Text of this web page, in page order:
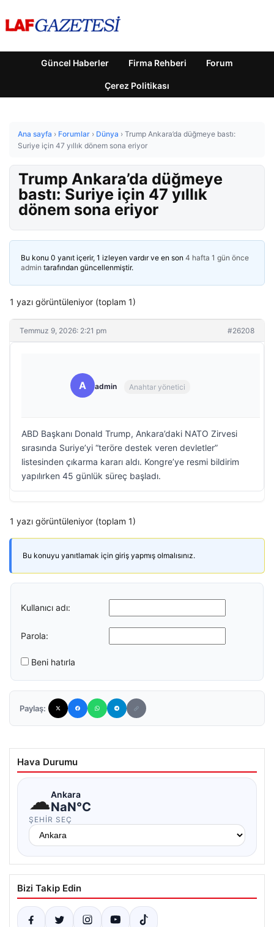
Güncel Haberler Firma Rehberi Forum
Çerez Politikası
Ana sayfa › Forumlar › Dünya › Trump Ankara’da düğmeye bastı:
Suriye için 47 yıllık dönem sona eriyor
Trump Ankara’da düğmeye
bastı: Suriye için 47 yıllık
dönem sona eriyor
Bu konu 0 yanıt içerir, 1 izleyen vardır ve en son 4 hafta 1 gün önce
admin tarafından güncellenmiştir.
1 yazı görüntüleniyor (toplam 1)
Temmuz 9, 2026: 2:21 pm #26208
A admin Anahtar yönetici
ABD Başkanı Donald Trump, Ankara’daki NATO Zirvesi
sırasında Suriye’yi “teröre destek veren devletler”
listesinden çıkarma kararı aldı. Kongre’ye resmi bildirim
yapılırken 45 günlük süreç başladı.
1 yazı görüntüleniyor (toplam 1)
Bu konuyu yanıtlamak için giriş yapmış olmalısınız.
Kullanıcı adı:
Parola:
Beni hatırla
Paylaş:
Hava Durumu
☁Ankara
NaN°C
ŞEHIR SEÇ
Bizi Takip Edin